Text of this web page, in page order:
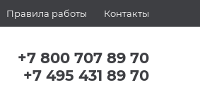
Правила работы Контакты
+7 800 707 89 70
+7 495 431 89 70